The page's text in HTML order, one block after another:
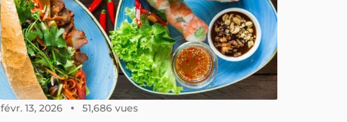
févr. 13, 2026 51,686 vues